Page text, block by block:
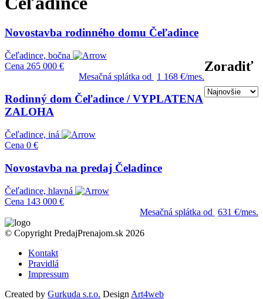
Zoradiť
Novostavba rodinného domu Čeľadince
Čeľadince, bočna
Cena 265 000 €
Mesačná splátka od
1 168 €/mes.
Rodinný dom Čeľadince / VYPLATENA
ZALOHA
Čeľadince, iná
Cena 0 €
Novostavba na predaj Čeladince
Čeľadince, hlavná
Cena 143 000 €
Mesačná splátka od 631 €/mes.
© Copyright PredajPrenajom.sk 2026
Kontakt
Pravidlá
Impressum
Created by Gurkuda s.r.o. Design Art4web